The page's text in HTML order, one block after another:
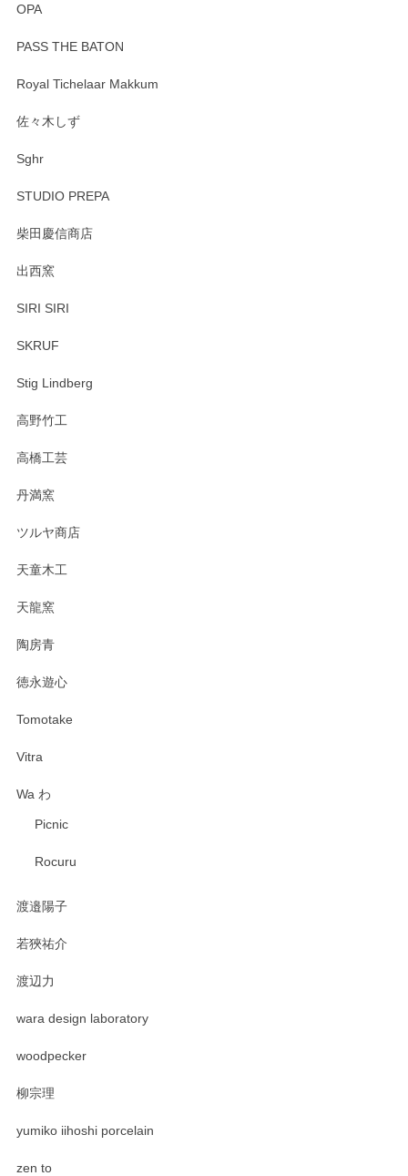
OPA
PASS THE BATON
Royal Tichelaar Makkum
佐々木しず
Sghr
STUDIO PREPA
柴田慶信商店
出西窯
SIRI SIRI
SKRUF
Stig Lindberg
高野竹工
高橋工芸
丹満窯
ツルヤ商店
天童木工
天龍窯
陶房青
徳永遊心
Tomotake
Vitra
Wa わ
Picnic
Rocuru
渡邉陽子
若狹祐介
渡辺力
wara design laboratory
woodpecker
柳宗理
yumiko iihoshi porcelain
zen to